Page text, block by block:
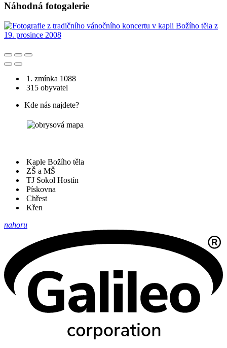
Náhodná fotogalerie
1. zmínka 1088
315 obyvatel
Kde nás najdete?
Kaple Božího těla
ZŠ a MŠ
TJ Sokol Hostín
Pískovna
Chřest
Křen
nahoru